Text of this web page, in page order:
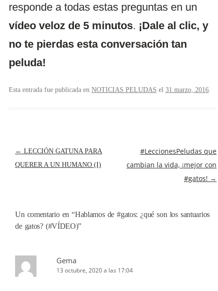
responde a todas estas preguntas en un
vídeo veloz de 5 minutos. ¡Dale al clic, y
no te pierdas esta conversación tan
peluda!
Esta entrada fue publicada en NOTICIAS PELUDAS el 31 marzo, 2016
NAVEGACIÓN
DE
← LECCIÓN GATUNA PARA
QUERER A UN HUMANO (I)
#LeccionesPeludas que
cambian la vida, ¡mejor con
#gatos! →
Un comentario en “Hablamos de #gatos: ¿qué son los santuarios
de gatos? (#VÍDEO)”
Gema
13 octubre, 2020 a las 17:04